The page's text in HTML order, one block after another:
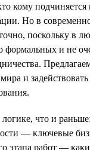
кому
Но в
поскольку в
формальных и не
и
что и
— ключевые
этапа работ —